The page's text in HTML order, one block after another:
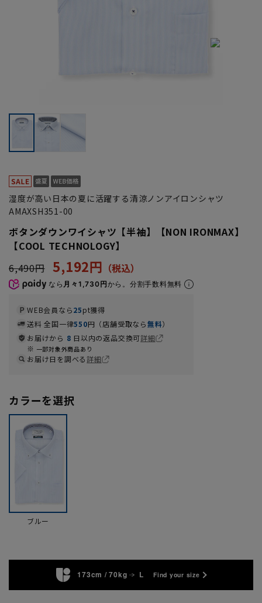
湿度が高い日本の夏に活躍する清涼ノンアイロンシャツ
AMAXSH351-00
ボタンダウンワイシャツ【半袖】【NON IRONMAX】
【COOL TECHNOLOGY】
6,490円 5,192円
なら 月々1,730円から。分割手数料無料
WEB会員なら25pt獲得
送料 全国一律550円（店舗受取なら無料）
お届けから 8 日以内の返品交換可詳細
一部対象外商品あり
お届け日を調べる詳細
カラーを選択
ブルー
173cm / 70kg L Find your size